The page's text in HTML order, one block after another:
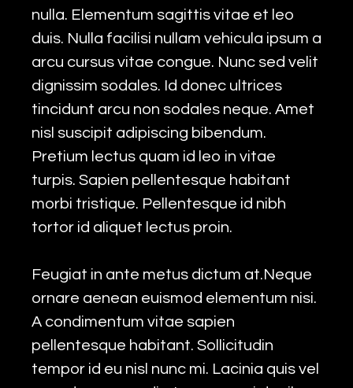
nulla. Elementum sagittis vitae et leo
duis. Nulla facilisi nullam vehicula ipsum a
arcu cursus vitae congue. Nunc sed velit
dignissim sodales. Id donec ultrices
tincidunt arcu non sodales neque. Amet
nisl suscipit adipiscing bibendum.
Pretium lectus quam id leo in vitae
turpis. Sapien pellentesque habitant
morbi tristique. Pellentesque id nibh
tortor id aliquet lectus proin.
Feugiat in ante metus dictum at.Neque
ornare aenean euismod elementum nisi.
A condimentum vitae sapien
pellentesque habitant. Sollicitudin
tempor id eu nisl nunc mi. Lacinia quis vel